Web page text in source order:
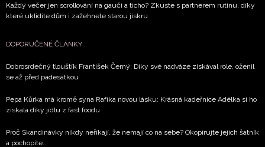
Každý večer jen scrollování na gauči a ticho? Zkuste s partnerem rutinu, díky
které uklidíte dům i zažehnete starou jiskru
DOPORUČENÉ ČLÁNKY
Dobrosrdečný tlouštík František Černý: Díky své nadváze získával role, oženil
se až před padesátkou
Pepa Kůrka má kromě syna Rafíka novou lásku: Krásná kadeřnice Adélka si ho
získala díky jídlu z fast foodu
Proč Skandinávky nikdy neříkají, že nemají co na sebe? Okopírujte jejich šatník
a pochopíte...